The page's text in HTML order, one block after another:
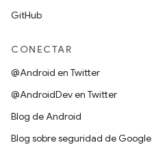
GitHub
CONECTAR
@Android en Twitter
@AndroidDev en Twitter
Blog de Android
Blog sobre seguridad de Google